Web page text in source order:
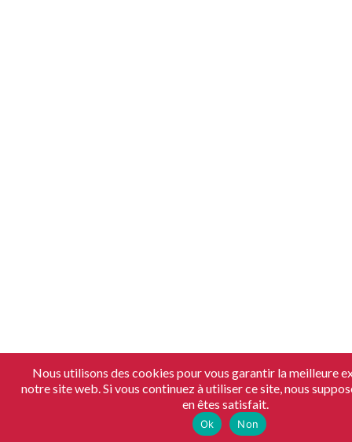
Nous utilisons des cookies pour vous garantir la meilleure
notre site web. Si vous continuez à utiliser ce site, nous
en êtes satisfait.
Ok Non